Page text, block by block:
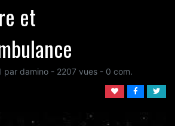
et
par damino - 2207 vues - 0 com.